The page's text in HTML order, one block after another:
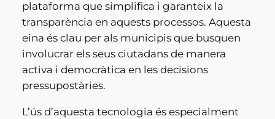
plataforma que simplifica i garanteix la
transparència en aquests processos. Aquesta
eina és clau per als municipis que busquen
involucrar els seus ciutadans de manera
activa i democràtica en les decisions
pressupostàries.
L’ús d’aquesta tecnologia és especialment